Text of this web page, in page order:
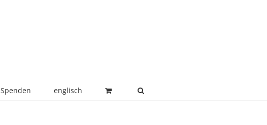
Spenden englisch